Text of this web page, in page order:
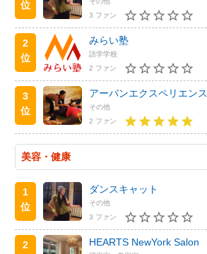
位
3 ファン
2
位
みらい塾
語学学校
2 ファン
3
位
アーバンエクスペリエンス
その他
2 ファン
美容・健康
1
位
ダンスキャット
その他
3 ファン
2
HEARTS NewYork Salon